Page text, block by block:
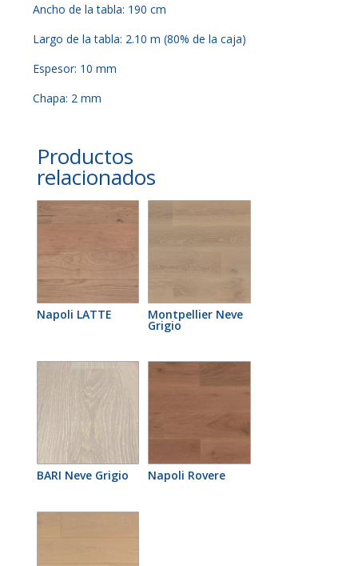
Ancho de la tabla: 190 cm
Largo de la tabla: 2.10 m (80% de la caja)
Espesor: 10 mm
Chapa: 2 mm
Productos
relacionados
Napoli LATTE Montpellier Neve
Grigio
BARI Neve Grigio Napoli Rovere